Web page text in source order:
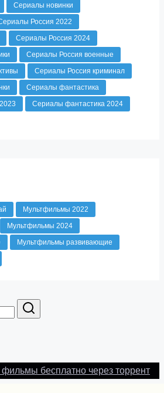
Сериалы новинки
Россия 2022
Сериалы Россия 2024
Сериалы Россия военные
Сериалы Россия криминал
Сериалы фантастика
Сериалы фантастика 2024
Мультфильмы 2022
Мультфильмы 2024
Мультфильмы развивающие
фильмы бесплатно через торрент